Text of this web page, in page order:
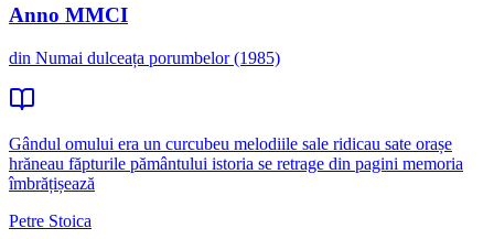
Anno MMCI
din Numai dulceața porumbelor (1985)
Gândul omului era un curcubeu melodiile sale ridicau sate orașe
hrăneau făpturile pământului istoria se retrage din pagini memoria
îmbrățișează
Petre Stoica